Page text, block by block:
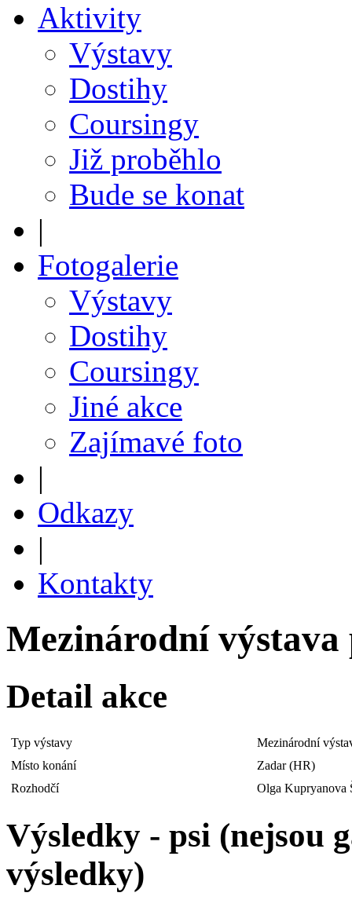
Aktivity
Výstavy
Dostihy
Coursingy
Již proběhlo
Bude se konat
|
Fotogalerie
Výstavy
Dostihy
Coursingy
Jiné akce
Zajímavé foto
|
Odkazy
|
Kontakty
Mezinárodní výstava
Detail akce
Typ výstavy
Mezinárodní
Místo konání
Zadar (HR)
Rozhodčí
Olga Kupryanova
Výsledky - psi (nejsou
výsledky)